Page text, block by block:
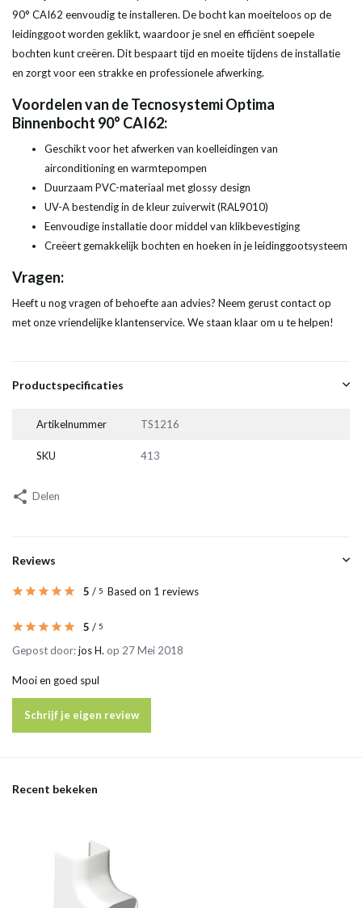
90° CAI62 eenvoudig te installeren. De bocht kan moeiteloos op de
leidinggoot worden geklikt, waardoor je snel en efficiënt soepele
bochten kunt creëren. Dit bespaart tijd en moeite tijdens de installatie
en zorgt voor een strakke en professionele afwerking.
Voordelen van de Tecnosystemi Optima
Binnenbocht 90° CAI62:
Geschikt voor het afwerken van koelleidingen van
airconditioning en warmtepompen
Duurzaam PVC-materiaal met glossy design
UV-A bestendig in de kleur zuiverwit (RAL9010)
Eenvoudige installatie door middel van klikbevestiging
Creëert gemakkelijk bochten en hoeken in je leidinggootsysteem
Vragen:
Heeft u nog vragen of behoefte aan advies? Neem gerust contact op
met onze vriendelijke klantenservice. We staan klaar om u te helpen!
Productspecificaties
Artikelnummer TS1216
SKU 413
Delen
Reviews
5 / 5 Based on 1 reviews
5 / 5
Gepost door:jos H. op 27 Mei 2018
Mooi en goed spul
Schrijf je eigen review
Recent bekeken